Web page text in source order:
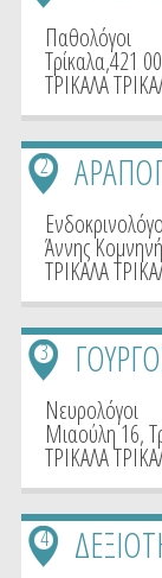
Παθολόγοι
Τρίκαλα,421 00
ΤΡΙΚΑΛΑ
2
Άννης
ΤΡΙΚΑΛΑ
3
Νευρολόγοι
Μιαούλη 16,
ΤΡΙΚΑΛΑ
4